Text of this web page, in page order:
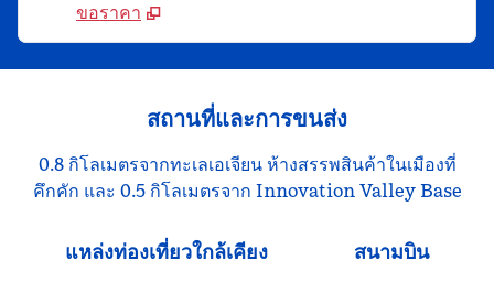
ขอราคา
สถานที่และการขนส่ง
0.8 กิโลเมตรจากทะเลเอเจียน ห้างสรรพสินค้าในเมืองที่
คึกคัก และ 0.5 กิโลเมตรจาก Innovation Valley Base
แหล่งท่องเที่ยวใกล้เคียง สนามบิน